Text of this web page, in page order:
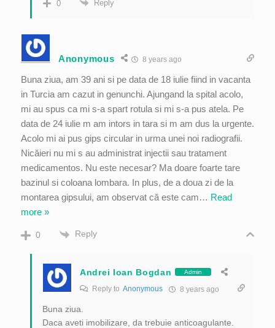
0 Reply
Anonymous 8 years ago
Buna ziua, am 39 ani si pe data de 18 iulie fiind in vacanta
in Turcia am cazut in genunchi. Ajungand la spital acolo,
mi au spus ca mi s-a spart rotula si mi s-a pus atela. Pe
data de 24 iulie m am intors in tara si m am dus la urgente.
Acolo mi ai pus gips circular in urma unei noi radiografii.
Nicăieri nu mi s au administrat injectii sau tratament
medicamentos. Nu este necesar? Ma doare foarte tare
bazinul si coloana lombara. In plus, de a doua zi de la
montarea gipsului, am observat că este cam… Read
more »
0 Reply
Andrei Ioan Bogdan Admin
Reply to Anonymous 8 years ago
Buna ziua.
Daca aveti imobilizare, da trebuie anticoagulante.